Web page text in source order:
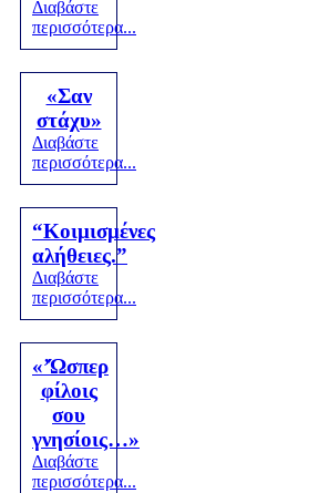
Διαβάστε
περισσότερα...
«Σαν
στάχυ»
Διαβάστε
περισσότερα...
“Κοιμισμένες
αλήθειες.”
Διαβάστε
περισσότερα...
«’Ώσπερ
φίλοις
σου
γνησίοις…»
Διαβάστε
περισσότερα...